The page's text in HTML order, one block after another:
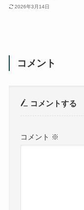
2026年3月14日
コメント
コメントする
コメント ※